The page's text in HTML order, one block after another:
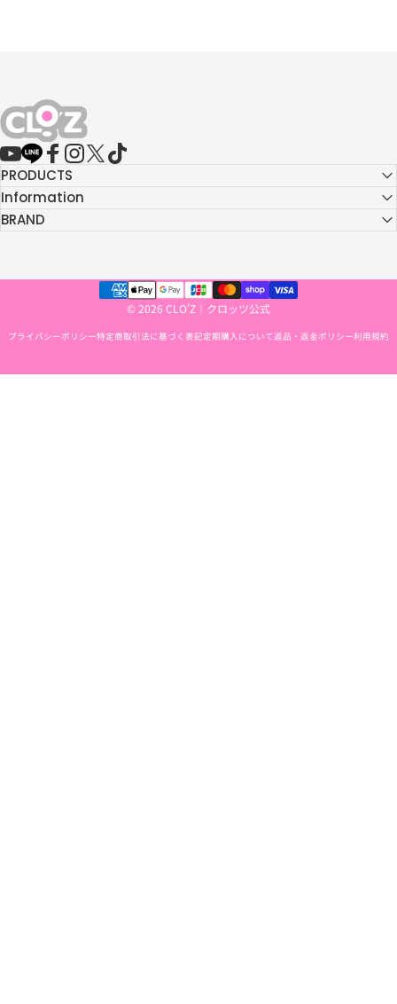
CLO'Z｜クロッツ公式
YouTube
LINEFacebook
Instagram
PRODUCTS
Information
BRAND
© 2026 CLO'Z｜クロッツ公式
プライバシーポリシー特定商取引法に基づく表記定期購入について返品・返金ポリシー利用規約